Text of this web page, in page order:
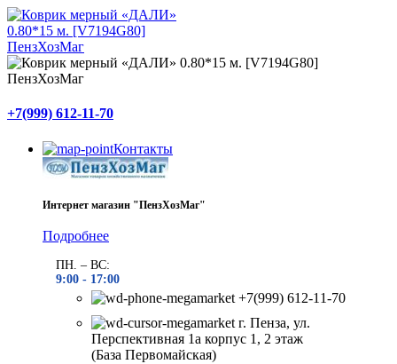
+7(999) 612-11-70
Контакты
Интернет магазин "ПензХозМаг"
Подробнее
ПН. – ВС:
9:00 - 17:00
+7(999) 612-11-70
г. Пенза, ул.
Перспективная 1а корпус 1, 2 этаж
(База Первомайская)